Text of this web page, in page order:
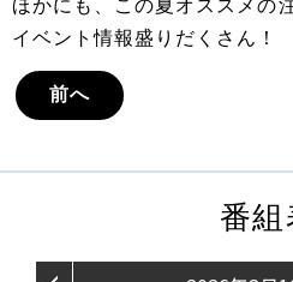
ほかにも、この夏オススメの
イベント情報盛りだくさん！
前へ
番組